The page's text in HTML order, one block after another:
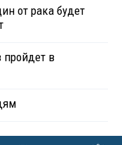
от рака будет
пройдет в